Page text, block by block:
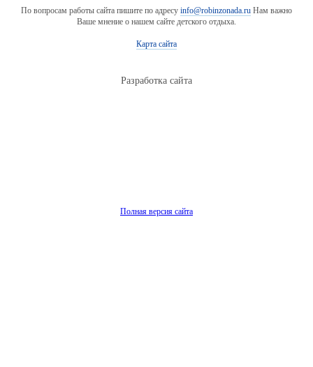
По вопросам работы сайта пишите по адресу info@robinzonada.ru Нам важно
Ваше мнение о нашем сайте детского отдыха.
Карта сайта
Разработка сайта
Полная версия сайта